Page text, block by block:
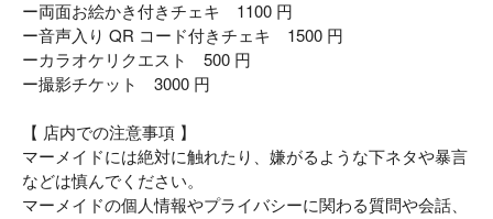
ー両面お絵かき付きチェキ 1100 円
ー音声入り QR コード付きチェキ 1500 円
ーカラオケリクエスト 500 円
ー撮影チケット 3000 円
【 店内での注意事項 】
マーメイドには絶対に触れたり、嫌がるような下ネタや暴言
などは慎んでください。
マーメイドの個人情報やプライバシーに関わる質問や会話、